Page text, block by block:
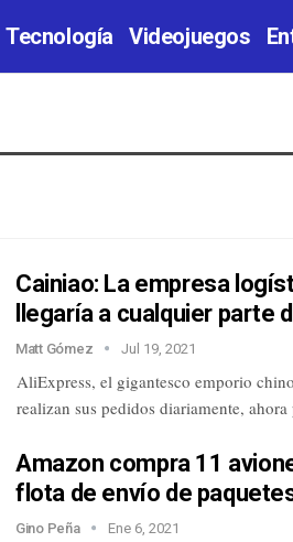
Tecnología Videojuegos
Cainiao: La empresa
llegaría a cualquier parte
Matt Gómez Jul 19, 2021
AliExpress, el gigantesco emporio
realizan sus pedidos diariamente,
Amazon compra 11
flota de envío de
Gino Peña Ene 6, 2021